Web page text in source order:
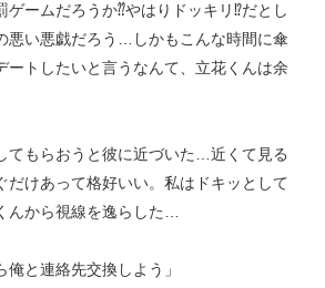
ームだろうか⁇やはりドッキリ⁉︎だとし
悪い悪戯だろう…しかもこんな時間に傘
ートしたいと言うなんて、立花くんは余
もらおうと彼に近づいた…近くて見る
だけあって格好いい。私はドキッとして
んから視線を逸らした…
と連絡先交換しよう」